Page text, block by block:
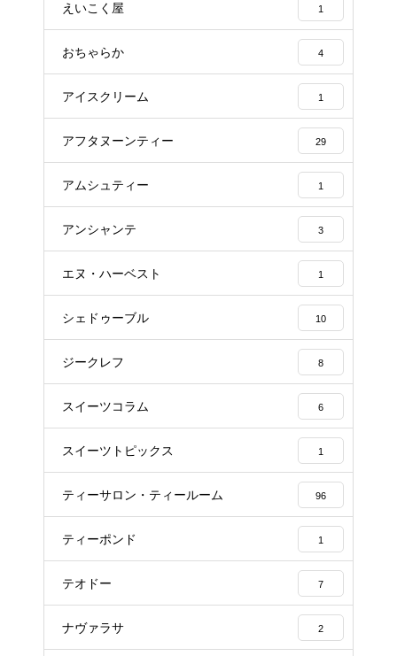
えいこく屋 1
おちゃらか 4
アイスクリーム 1
アフタヌーンティー 29
アムシュティー 1
アンシャンテ 3
エヌ・ハーベスト 1
シェドゥーブル 10
ジークレフ 8
スイーツコラム 6
スイーツトピックス 1
ティーサロン・ティールーム 96
ティーポンド 1
テオドー 7
ナヴァラサ 2